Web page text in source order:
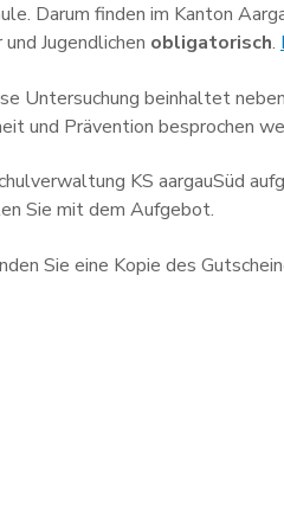
Darum finden im Kanton
Jugendlichen obligatorisch.
Untersuchung beinhaltet
und Prävention besprochen
KS aargauSüd
Sie mit dem Aufgebot.
Sie eine Kopie des